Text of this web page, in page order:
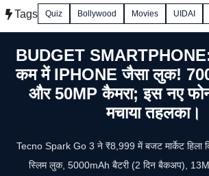
Tags Quiz Bollywood Movies UIDAI
BUDGET
कम में IPHONE जैसा लुक!
और 50MP कैमरा; इस नए
मचाया तहलका।
Tecno Spark Go 3 ने ₹8,999 में बजट मार्केट हिला
स्लिम लुक, 5000mAh बैटरी (2 दिन बैकअप),